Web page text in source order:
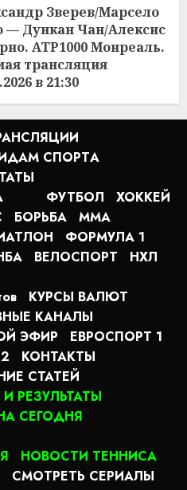
Зверев/Марсело
— Дункан Чан/Алексис
ATP1000 Монреаль.
трансляция
в 21:30
06.08.2026
СПОРТA
ФУТБОЛ
ХОККЕЙ
БОРЬБА
MMA
ФОРМУЛА 1
ВЕЛОСПОРТ
НХЛ
КУРСЫ ВАЛЮТ
КАНАЛЫ
ЭФИР
ЕВРОСПОРТ 1
КОНТАКТЫ
СТАТЕЙ
РЕЗУЛЬТАТЫ
СЕГОДНЯ
НОВОСТИ ТЕННИСА
СМОТРЕТЬ СЕРИАЛЫ